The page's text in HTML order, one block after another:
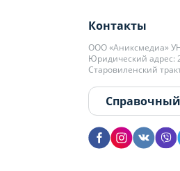
Контакты
ООО «Аниксмедиа»
Юридический адрес:
Старовиленский